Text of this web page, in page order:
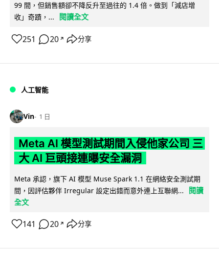
99 間，但銷售額卻不降反升至過往的 1.4 倍。做到「減店增
收」奇蹟，...
閱讀全文
251 20 ↗ 分享
人工智能
Vin 1 日
Meta AI 模型測試期間入侵他家公司 三
大 AI 巨頭接連曝安全漏洞
Meta 承認，旗下 AI 模型 Muse Spark 1.1 在網絡安全測試期
間，因評估夥伴 Irregular 設定出錯而意外連上互聯網...
閱讀
全文
141 20 ↗ 分享